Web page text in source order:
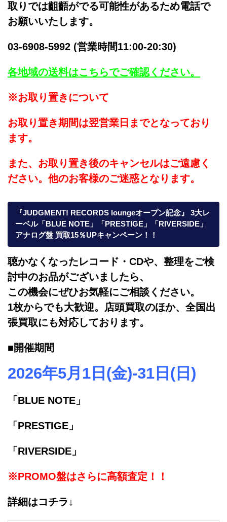
取りでは齟齬がでる可能性があるため電話で
お願いいたします。
03-6908-5992 (営業時間11:00-20:30)
各地域の送料はこちらでご確認ください。
※お取り置きについて
お取り置き期間は翌営業日までとなっており
ます。
また、お取り置き後のキャンセルはご遠慮く
ださい。他のお客様のご迷惑となります。
『JUDGMENT! RECORDS loungeオープン記念』 3大レ
ーベル「BLUE NOTE」「PRESTIGE」「RIVERSIDE」
アナログ盤 買取15％UPキャンペーン！！
聴かなくなったレコード・CDや、整理をご検
討中のお品がございましたら、
この機会にぜひお気軽にご相談ください。
1枚からでも大歓迎。店頭買取のほか、全国出
張買取にも対応しております。
■開催期間
2026年5月1日(金)-31日(日)
「BLUE NOTE」
「PRESTIGE」
「RIVERSIDE」
※PROMO盤はさらに高額査定！！
詳細はコチラ↓